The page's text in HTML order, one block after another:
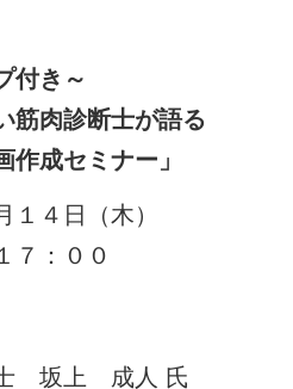
付き～
筋肉診断士が語る
作成セミナー」
４日（木）
：００
士 坂上 成人 氏